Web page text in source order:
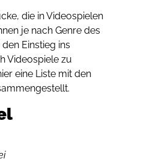
die in Videospielen
je nach Genre des
Einstieg ins
Videospiele zu
eine Liste mit den